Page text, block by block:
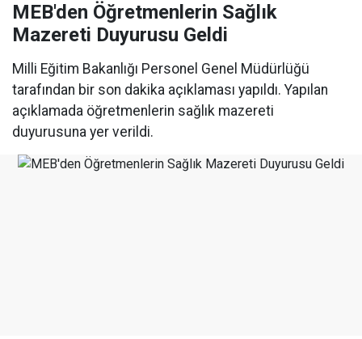
MEB'den Öğretmenlerin Sağlık
Mazereti Duyurusu Geldi
Milli Eğitim Bakanlığı Personel Genel Müdürlüğü
tarafından bir son dakika açıklaması yapıldı. Yapılan
açıklamada öğretmenlerin sağlık mazereti
duyurusuna yer verildi.